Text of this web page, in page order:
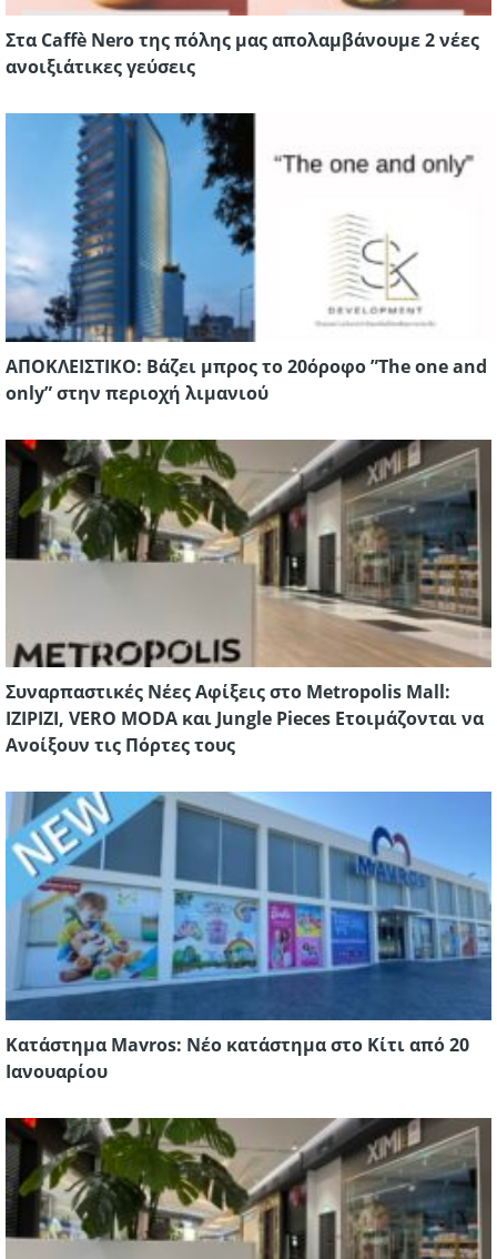
Στα Caffè Nero της πόλης μας απολαμβάνουμε 2 νέες
ανοιξιάτικες γεύσεις
AΠΟΚΛΕΙΣΤΙΚΟ: Βάζει μπρος το 20όροφο ”The one and
only” στην περιοχή λιμανιού
Συναρπαστικές Νέες Αφίξεις στο Metropolis Mall:
IZIPIZI, VERO MODA και Jungle Pieces Ετοιμάζονται να
Ανοίξουν τις Πόρτες τους
Κατάστημα Mavros: Νέο κατάστημα στο Κίτι από 20
Ιανουαρίου